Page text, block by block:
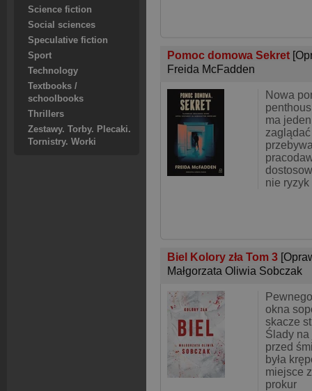
Science fiction
Social sciences
Speculative fiction
Sport
Technology
Textbooks /
schoolbooks
Thrillers
Zestawy. Torby. Plecaki.
Tornistry. Worki
Pomoc domowa Sekret
Freida McFadden
Nowa
ma
nie ryzyk
Biel Kolory zła Tom 3
Małgorzata Oliwia Sobczak
okna
skacze
Ślady
przed
była
miejsce
prokur